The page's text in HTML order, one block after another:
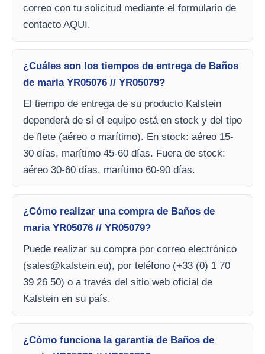
correo con tu solicitud mediante el formulario de
contacto AQUI.
¿Cuáles son los tiempos de entrega de Baños
de maria YR05076 // YR05079?
El tiempo de entrega de su producto Kalstein
dependerá de si el equipo está en stock y del tipo
de flete (aéreo o marítimo). En stock: aéreo 15-
30 días, marítimo 45-60 días. Fuera de stock:
aéreo 30-60 días, marítimo 60-90 días.
¿Cómo realizar una compra de Baños de
maria YR05076 // YR05079?
Puede realizar su compra por correo electrónico
(sales@kalstein.eu), por teléfono (+33 (0) 1 70
39 26 50) o a través del sitio web oficial de
Kalstein en su país.
¿Cómo funciona la garantía de Baños de